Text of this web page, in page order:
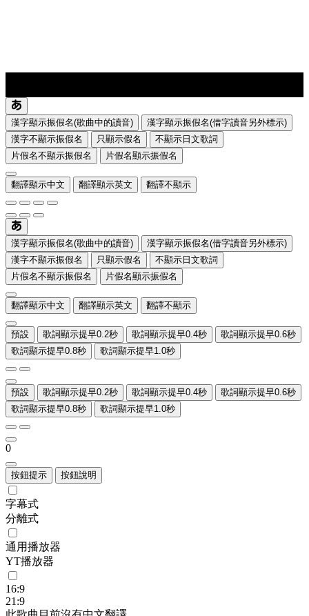
漢字顯示振假名(歌曲中的讀音)
漢字顯示振假名(借字讀音另外標示)
漢字不顯示振假名
只顯示假名
不顯示日文歌詞
片假名不顯示振假名
片假名顯示振假名
翻譯顯示中文 翻譯顯示英文 翻譯不顯示
漢字顯示振假名(歌曲中的讀音)
漢字顯示振假名(借字讀音另外標示)
漢字不顯示振假名
只顯示假名
不顯示日文歌詞
片假名不顯示振假名
片假名顯示振假名
翻譯顯示中文 翻譯顯示英文 翻譯不顯示
預設 歌詞顯示提早0.2秒 歌詞顯示提早0.4秒
歌詞顯示提早0.6秒
歌詞顯示提早0.8秒
歌詞顯示提早1.0秒
預設 歌詞顯示提早0.2秒 歌詞顯示提早0.4秒
歌詞顯示提早0.6秒
歌詞顯示提早0.8秒
歌詞顯示提早1.0秒
0
按鈕提示 按鈕說明
字幕式
分離式
通用播放器
YT播放器
16:9
21:9